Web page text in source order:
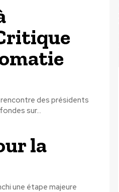
des présidents
sur...
la
une étape majeure